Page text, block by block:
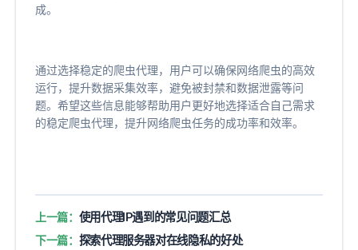
成。
通过选择稳定的爬虫代理，用户可以确保网络爬虫的高效
运行，提升数据采集效率，避免被封禁和数据泄露等问
题。希望这些信息能够帮助用户更好地选择适合自己需求
的稳定爬虫代理，提升网络爬虫任务的成功率和效率。
上一篇： 使用代理IP遇到的常见问题汇总
下一篇： 探索代理服务器对在线隐私的好处